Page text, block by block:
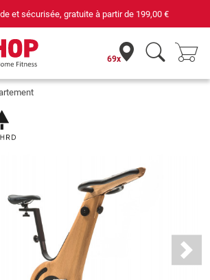
magasins avec 75 techniciens
69x
Next